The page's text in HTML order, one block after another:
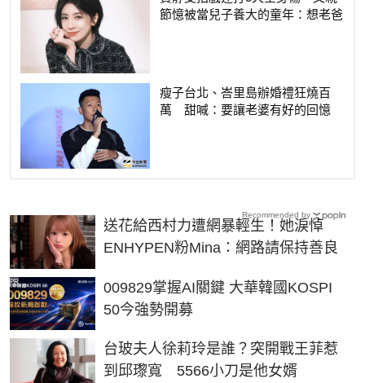
節憶被當兒子養大的童年：想老爸
瘦子台北、峇里島辦婚禮狂燒百
萬 甜喊：要讓老婆有好的回憶
送花給西村力遭網暴輕生！她淚悼
ENHYPEN粉Mina：網路請保持善良
009829掌握AI關鍵 大華韓國KOSPI
50今強勢開募
PR
台玻夫人徐莉玲是誰？突開戰王菲惹
到邱瓈寬 5566小刀是他女婿
Recommended by